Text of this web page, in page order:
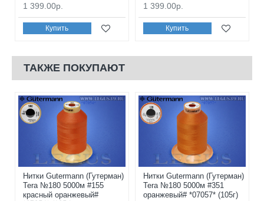
1 399.00р.
Купить
1 399.00р.
Купить
ТАКЖЕ ПОКУПАЮТ
Нитки Gutermann (Гутерман)
Tera №180 5000м #155
красный оранжевый#
Нитки Gutermann (Гутерман)
Tera №180 5000м #351
оранжевый# *07057* (105г)